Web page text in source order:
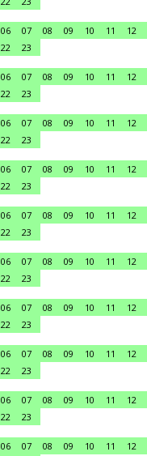
06 07 08 09 10 11 12
22
23
06 07 08 09 10 11 12
22
23
06 07 08 09 10 11 12
22
23
06 07 08 09 10 11 12
22
23
06 07 08 09 10 11 12
22
23
06 07 08 09 10 11 12
22
23
06 07 08 09 10 11 12
22
23
06 07 08 09 10 11 12
22
23
06 07 08 09 10 11 12
22
23
06 07 08 09 10 11 12